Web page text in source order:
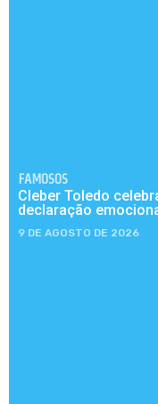
FAMOSOS
Cleber Toledo
declaração
9 DE AGOSTO DE 2026